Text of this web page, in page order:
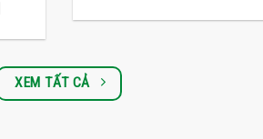
XEM TẤT CẢ